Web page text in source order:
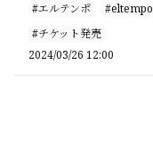
#エルテンポ #eltempo
#チケット発売
2024/03/26 12:00